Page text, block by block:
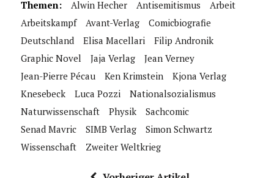
Themen: Alwin Hecher Antisemitismus
Arbeit
Arbeitskampf
Avant-Verlag
Comicbiografie
Deutschland
Elisa Macellari
Filip Andronik
Graphic Novel
Jaja Verlag
Jean Verney
Jean-Pierre Pécau
Ken Krimstein
Kjona Verlag
Knesebeck
Luca Pozzi
Nationalsozialismus
Naturwissenschaft
Physik
Sachcomic
Senad Mavric
SIMB Verlag
Simon Schwartz
Wissenschaft
Zweiter Weltkrieg